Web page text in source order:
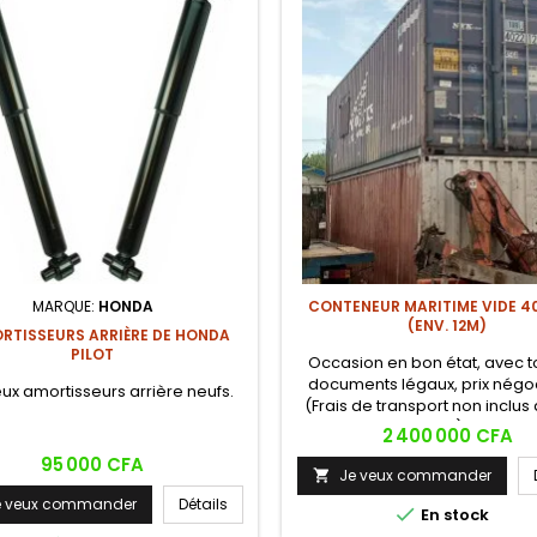
MARQUE: HONDA
ARRIÈRE DE HONDA
PILOT
amortisseurs arrière neufs.
Prix
95 000 CFA
veux commander Détails
CONTENEUR MARITIME VIDE
(ENV. 12M)
Occasion en bon état, avec
documents légaux, prix
(Frais de transport non inclus
prix).
Prix
2 400 000 CFA
 Je veux commander
 En stock